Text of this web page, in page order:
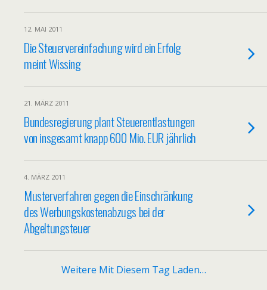
12. MAI 2011
Die Steuervereinfachung wird ein Erfolg
meint Wissing
21. MÄRZ 2011
Bundesregierung plant Steuerentlastungen
von insgesamt knapp 600 Mio. EUR jährlich
4. MÄRZ 2011
Musterverfahren gegen die Einschränkung
des Werbungskostenabzugs bei der
Abgeltungsteuer
Weitere Mit Diesem Tag Laden…